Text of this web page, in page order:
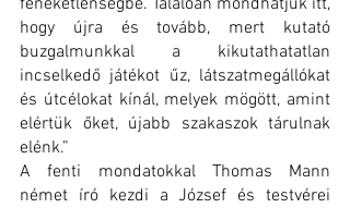
feneketlenségbe. Találóan mondhatjuk itt,
hogy újra és tovább, mert kutató
buzgalmunkkal a kikutathatatlan
incselkedő játékot űz, látszatmegállókat
és útcélokat kínál, melyek mögött, amint
elértük őket, újabb szakaszok tárulnak
elénk.”
A fenti mondatokkal Thomas Mann
német író kezdi a József és testvérei